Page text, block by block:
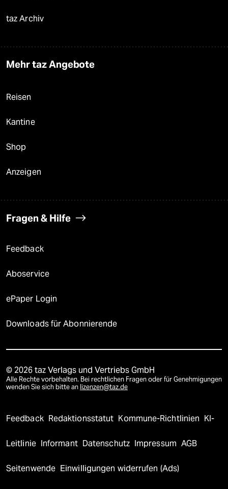
taz Archiv
Mehr taz Angebote
Reisen
Kantine
Shop
Anzeigen
Fragen & Hilfe
Feedback
Aboservice
ePaper Login
Downloads für Abonnierende
© 2026 taz Verlags und Vertriebs GmbH
Alle Rechte vorbehalten. Bei rechtlichen Fragen oder für Genehmigungen
wenden Sie sich bitte an lizenzen@taz.de
Feedback Redaktionsstatut Kommune-Richtlinien KI-
Leitlinie Informant Datenschutz Impressum AGB
Seitenwende Einwilligungen widerrufen (Ads)